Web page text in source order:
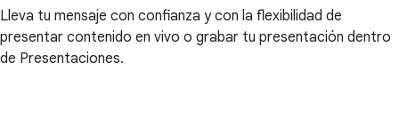
Lleva tu mensaje con confianza y con la flexibilidad de
presentar contenido en vivo o grabar tu presentación dentro
de Presentaciones.